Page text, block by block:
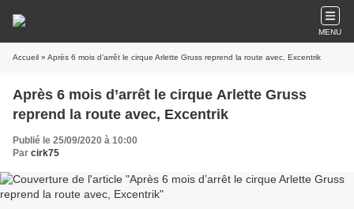
MENU
Accueil » Après 6 mois d’arrêt le cirque Arlette Gruss reprend la route avec, Excentrik
Après 6 mois d’arrêt le cirque Arlette Gruss
reprend la route avec, Excentrik
Publié le 25/09/2020 à 10:00
Par cirk75